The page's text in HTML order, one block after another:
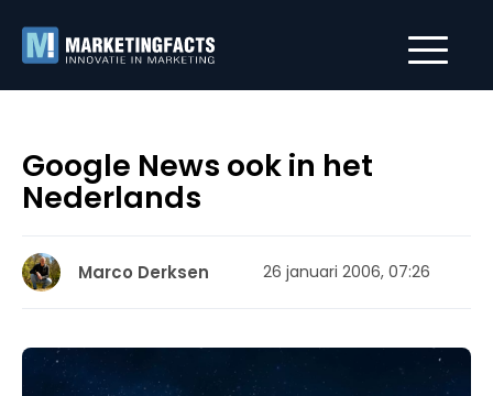
Google News ook in het
Nederlands
Marco Derksen 26 januari 2006, 07:26